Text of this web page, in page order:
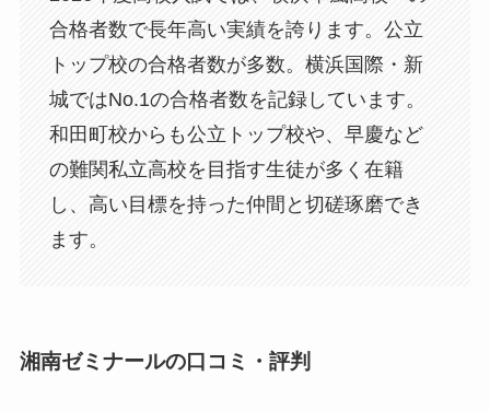
合格者数で長年高い実績を誇ります。公立
トップ校の合格者数が多数。横浜国際・新
城ではNo.1の合格者数を記録しています。
和田町校からも公立トップ校や、早慶など
の難関私立高校を目指す生徒が多く在籍
し、高い目標を持った仲間と切磋琢磨でき
ます。
湘南ゼミナールの口コミ・評判